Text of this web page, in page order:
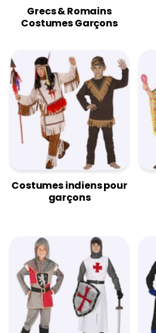
Grecs & Romains
Costumes Garçons
Costumes indiens pour
garçons